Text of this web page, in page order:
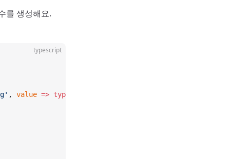
를 생성해요.
typescript
, value => typeof